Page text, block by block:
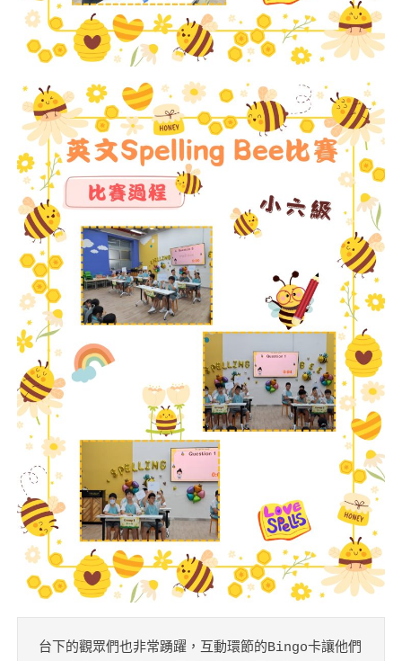
台下的觀眾們也非常踴躍，互動環節的Bingo卡讓他們